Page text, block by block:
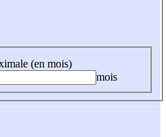
(en mois)
mois